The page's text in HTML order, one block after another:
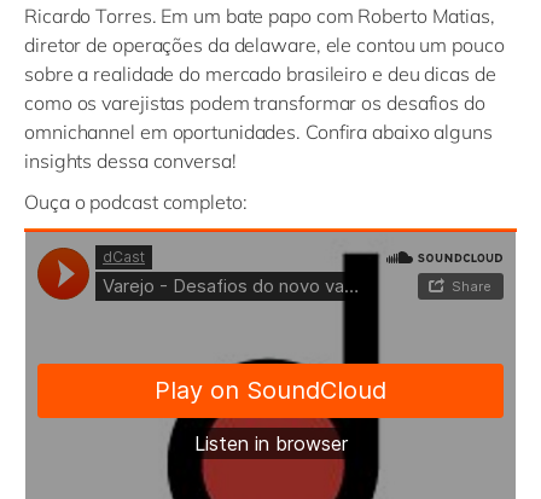
Ricardo Torres. Em um bate papo com Roberto Matias,
diretor de operações da delaware, ele contou um pouco
sobre a realidade do mercado brasileiro e deu dicas de
como os varejistas podem transformar os desafios do
omnichannel em oportunidades. Confira abaixo alguns
insights dessa conversa!
Ouça o podcast completo: